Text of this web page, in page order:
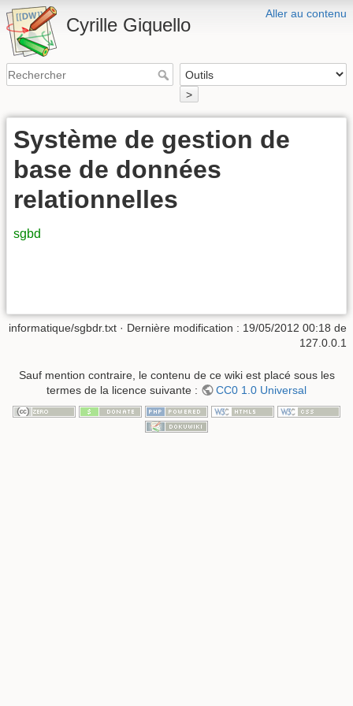
Aller au contenu
Cyrille Giquello
>
Système de gestion de
base de données
relationnelles
sgbd
informatique/sgbdr.txt · Dernière modification : 19/05/2012 00:18 de
127.0.0.1
Sauf mention contraire, le contenu de ce wiki est placé sous les
termes de la licence suivante :
CC0 1.0 Universal